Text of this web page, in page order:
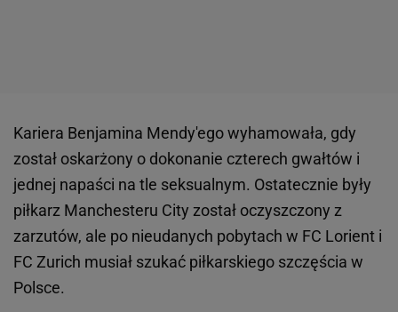
Kariera Benjamina Mendy'ego wyhamowała, gdy
został oskarżony o dokonanie czterech gwałtów i
jednej napaści na tle seksualnym. Ostatecznie były
piłkarz Manchesteru City został oczyszczony z
zarzutów, ale po nieudanych pobytach w FC Lorient i
FC Zurich musiał szukać piłkarskiego szczęścia w
Polsce.